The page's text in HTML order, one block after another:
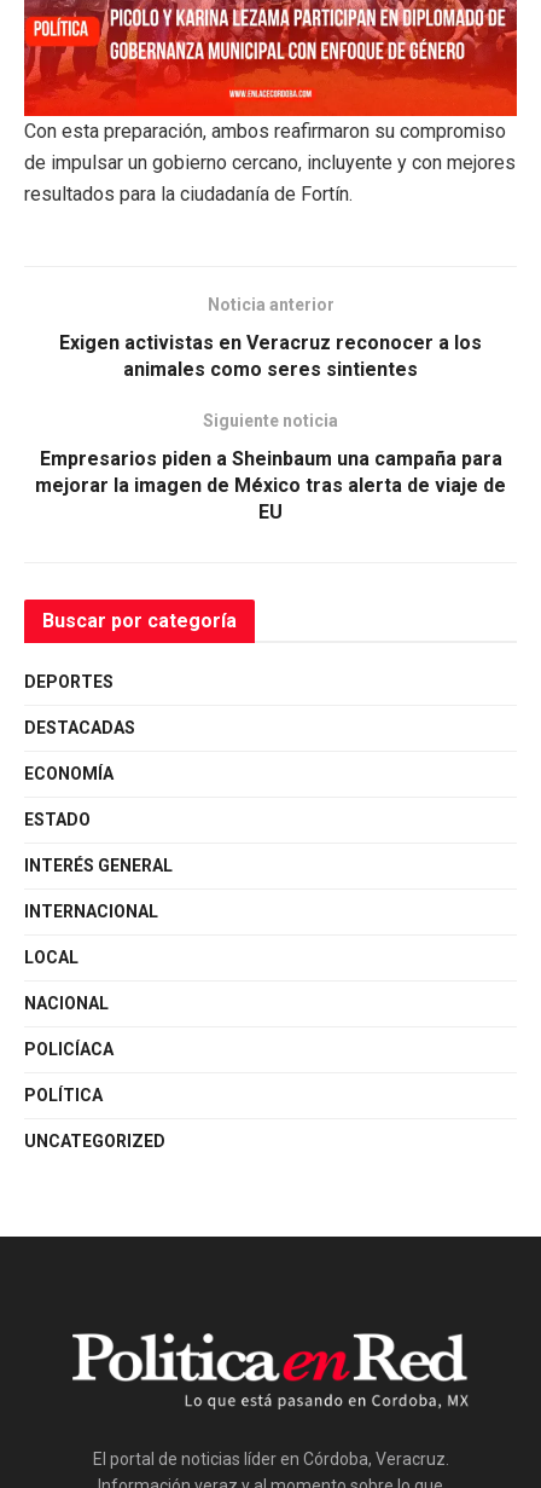
Con esta preparación, ambos reafirmaron su compromiso
de impulsar un gobierno cercano, incluyente y con mejores
resultados para la ciudadanía de Fortín.
Noticia anterior
Exigen activistas en Veracruz reconocer a los
animales como seres sintientes
Siguiente noticia
Empresarios piden a Sheinbaum una campaña para
mejorar la imagen de México tras alerta de viaje de
EU
Buscar por categoría
DEPORTES
DESTACADAS
ECONOMÍA
ESTADO
INTERÉS GENERAL
INTERNACIONAL
LOCAL
NACIONAL
POLICÍACA
POLÍTICA
UNCATEGORIZED
El portal de noticias líder en Córdoba, Veracruz.